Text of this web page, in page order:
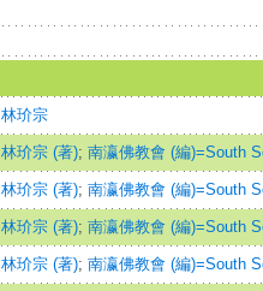
林玠宗
林玠宗 (著); 南瀛佛教會 (編)=South
林玠宗 (著); 南瀛佛教會 (編)=South
林玠宗 (著); 南瀛佛教會 (編)=South
林玠宗 (著); 南瀛佛教會 (編)=South